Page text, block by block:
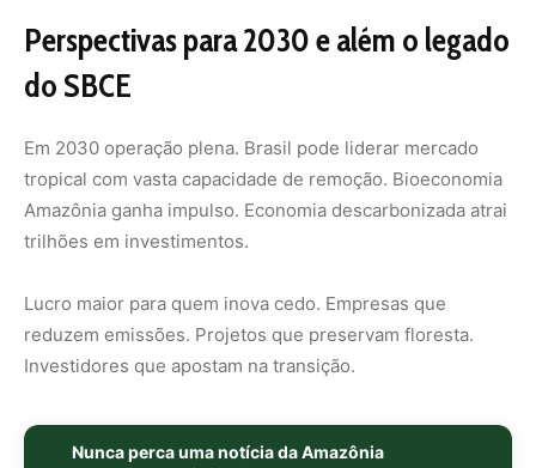
🌿
Nunca perca uma notícia da Amazônia
Controle o que você vê no Google
O Google lançou as Fontes Preferenciais
: escolha os
veículos que aparecem com prioridade. Adicione a
Revista Amazôniae garanta cobertura exclusiva sempre
em destaque.
Adicionar Revista Amazônia como Fonte
Preferencial
2. Toque no ⭐ ao lado de"Principais Notícias"